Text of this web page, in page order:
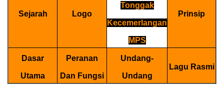
Sejarah Logo
Tonggak
Kecemerlangan
MPS
Prinsip
Dasar
Utama
Peranan
Dan Fungsi
Undang-
Undang
Lagu Rasmi